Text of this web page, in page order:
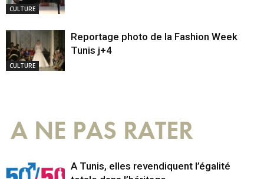
CULTURE
CULTURE
Reportage photo de la Fashion Week
Tunis j+4
A NE PAS RATER
A Tunis, elles revendiquent l’égalité